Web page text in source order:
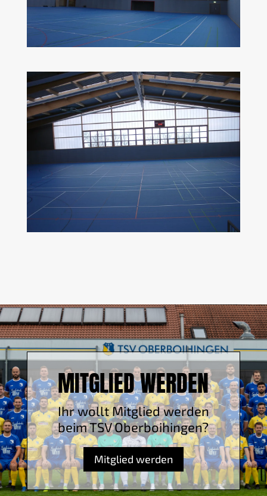
MITGLIED WERDEN
Ihr wollt Mitglied werden
beim TSV Oberboihingen?
Mitglied werden